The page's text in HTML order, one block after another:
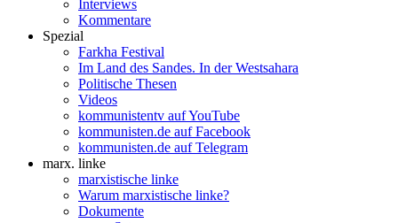
Interviews
Kommentare
Spezial
Farkha Festival
Im Land des Sandes. In der Westsahara
Politische Thesen
Videos
kommunistentv auf YouTube
kommunisten.de auf Facebook
kommunisten.de auf Telegram
marx. linke
marxistische linke
Warum marxistische linke?
Dokumente